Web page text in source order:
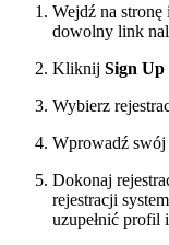
Wejdź na stronę
dowolny link
Kliknij Sign Up
Wybierz
Wprowadź swój
Dokonaj
rejestracji
uzupełnić profil